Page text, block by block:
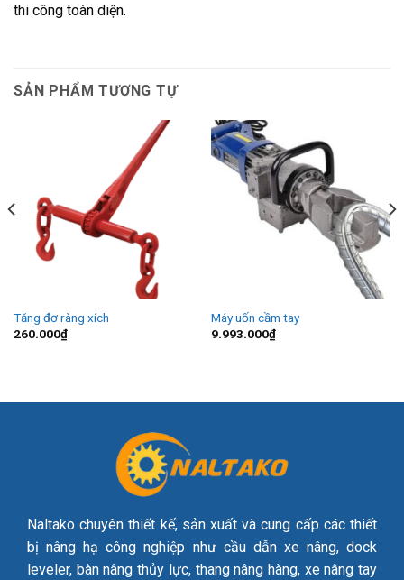
thi công toàn diện.
SẢN PHẨM TƯƠNG TỰ
Tăng đơ ràng xích
260.000₫
Máy uốn cầm tay
9.993.000₫
Naltako chuyên thiết kế, sản xuất và cung cấp các thiết
bị nâng hạ công nghiệp như cầu dẫn xe nâng, dock
leveler, bàn nâng thủy lực, thang nâng hàng, xe nâng tay